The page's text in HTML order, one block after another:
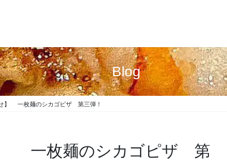
Blog
せ】 一枚麺のシカゴピザ 第三弾！
】 一枚麺のシカゴピザ 第